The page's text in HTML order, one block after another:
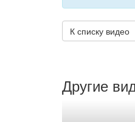
К списку видео
Другие